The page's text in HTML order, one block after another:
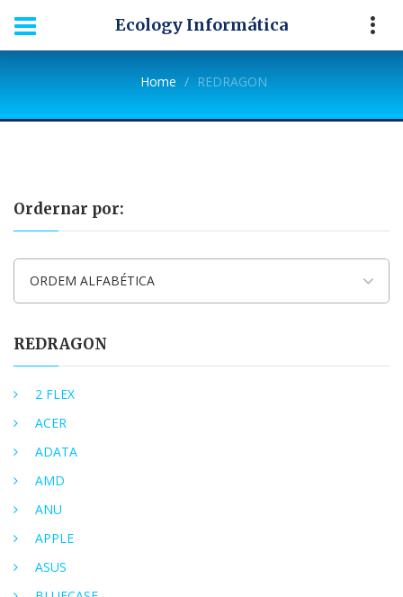
Ecology Informática
Home REDRAGON
Ordernar por:
ORDEM ALFABÉTICA
REDRAGON
2 FLEX
ACER
ADATA
AMD
ANU
APPLE
ASUS